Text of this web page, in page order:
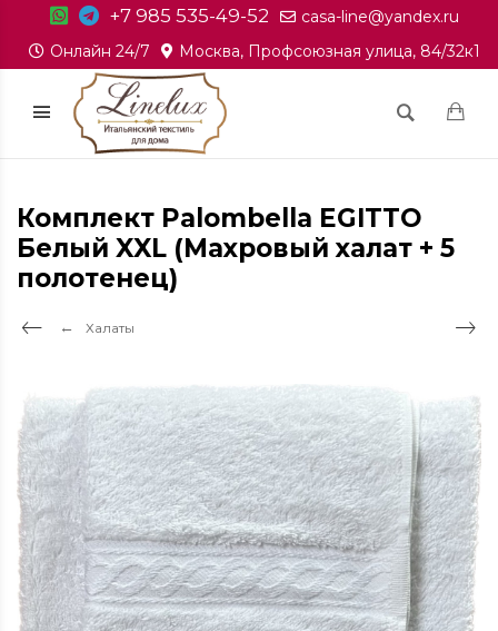
+7 985 535-49-52
casa-line@yandex.ru
Онлайн 24/7
Москва, Профсоюзная улица, 84/32к1
Комплект Palombella EGITTO
Белый XXL (Махровый халат + 5
полотенец)
Халаты